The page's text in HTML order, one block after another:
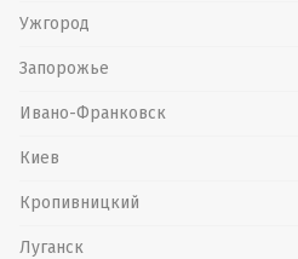
Ужгород
Запорожье
Ивано-Франковск
Киев
Кропивницкий
Луганск